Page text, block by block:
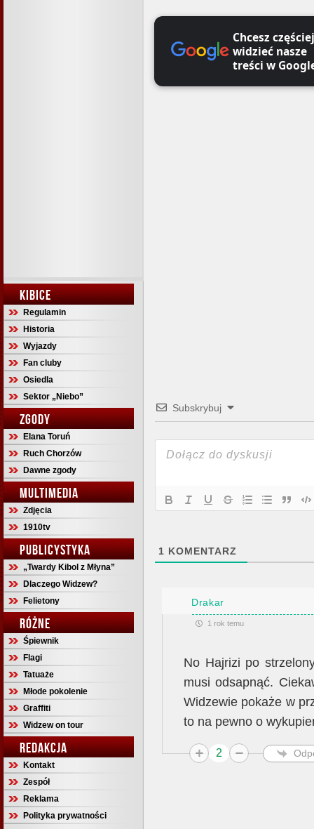
KIBICE
Regulamin
Historia
Wyjazdy
Fan cluby
Osiedla
Sektor „Niebo”
ZGODY
Elana Toruń
Ruch Chorzów
Dawne zgody
MULTIMEDIA
Zdjęcia
1910tv
PUBLICYSTYKA
„Twardy Kibol z Młyna”
Dlaczego Widzew?
Felietony
RÓŻNE
Śpiewnik
Flagi
Tatuaże
Młode pokolenie
Graffiti
Widzew on tour
REDAKCJA
Kontakt
Zespół
Reklama
Polityka prywatności
Chcesz częściej
widzieć nasze
treści w
Subskrybuj
1 KOMENTARZ
Drakar
1 rok temu
No Hajrizi po
musi odsapnąć.
Widzewie pokaże w
to na pewno o
2